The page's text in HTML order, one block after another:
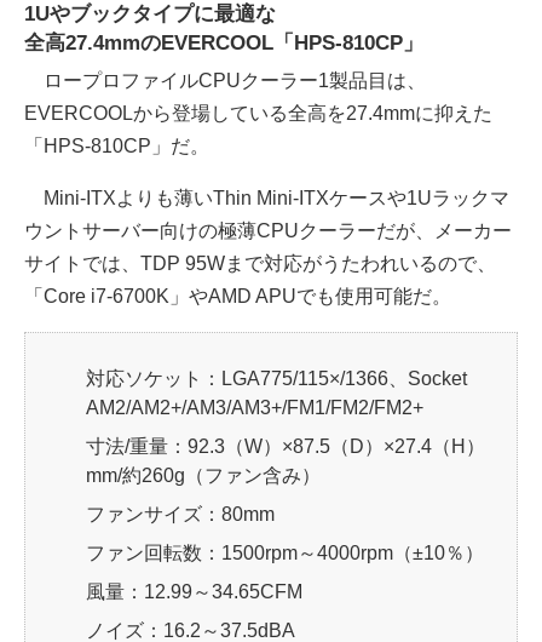
1Uやブックタイプに最適な
全高27.4mmのEVERCOOL「HPS-810CP」
ロープロファイルCPUクーラー1製品目は、
EVERCOOLから登場している全高を27.4mmに抑えた
「HPS-810CP」だ。
Mini-ITXよりも薄いThin Mini-ITXケースや1Uラックマ
ウントサーバー向けの極薄CPUクーラーだが、メーカー
サイトでは、TDP 95Wまで対応がうたわれいるので、
「Core i7-6700K」やAMD APUでも使用可能だ。
対応ソケット：LGA775/115×/1366、Socket
AM2/AM2+/AM3/AM3+/FM1/FM2/FM2+
寸法/重量：92.3（W）×87.5（D）×27.4（H）
mm/約260g（ファン含み）
ファンサイズ：80mm
ファン回転数：1500rpm～4000rpm（±10％）
風量：12.99～34.65CFM
ノイズ：16.2～37.5dBA